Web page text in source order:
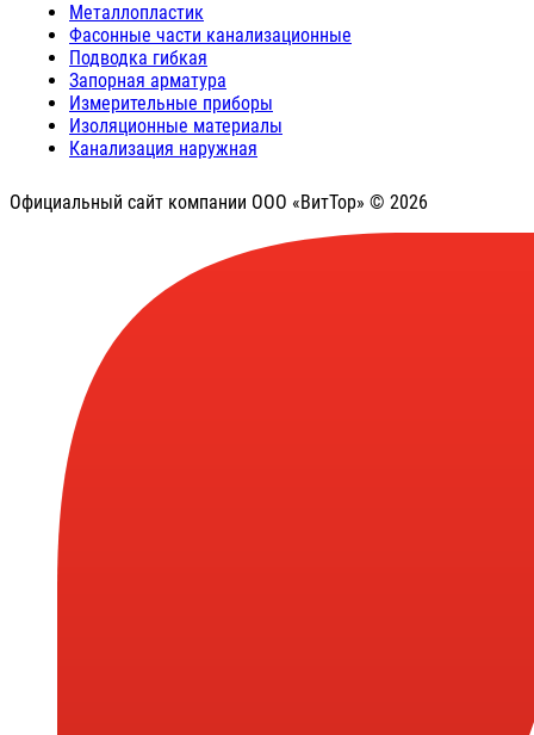
Металлопластик
Фасонные части канализационные
Подводка гибкая
Запорная арматура
Измерительные приборы
Изоляционные материалы
Канализация наружная
Официальный сайт компании ООО «ВитТор» © 2026